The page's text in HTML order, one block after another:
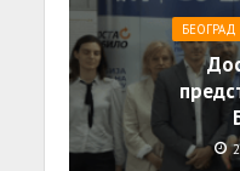
БЕОГРАД